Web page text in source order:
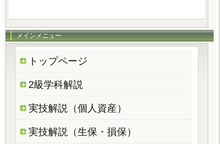
メインメニュー
トップページ
2級学科解説
実技解説（個人資産）
実技解説（生保・損保）